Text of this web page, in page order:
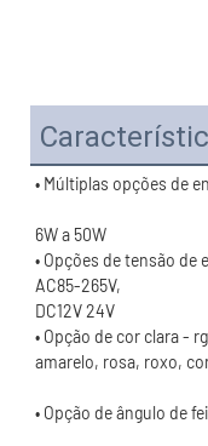
• Opção de cor clara -